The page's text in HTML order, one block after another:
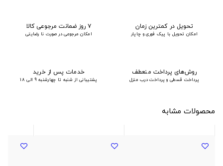
تحویل در کمترین زمان
امکان تحویل با پیک فوری و چاپار
۷ روز ضمانت مرجوعی کالا
امکان مرجوعی در صورت نا رضایتی
روش‌های پرداخت منعطف
پرداخت قسطی و پرداخت درب منزل
خدمات پس از خرید
پشتیبانی از شنبه تا چهارشنبه 9 الی 18
محصولات مشابه